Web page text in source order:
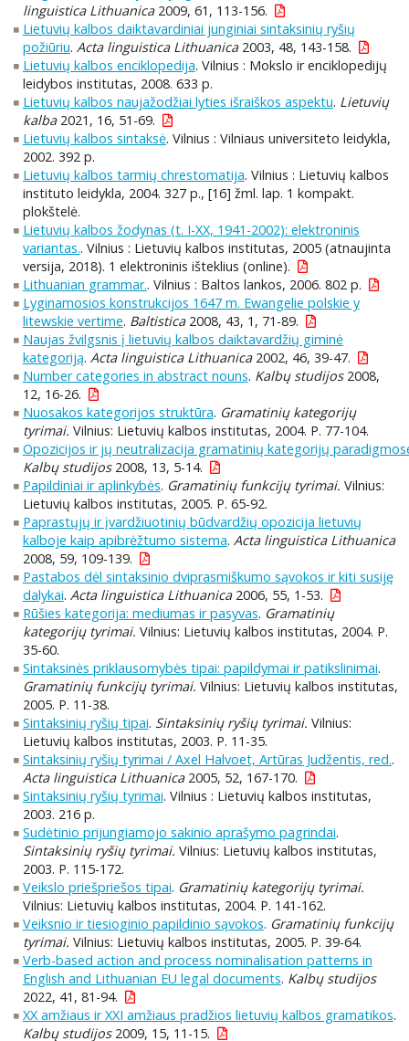
linguistica Lithuanica2009, 61, 113-156.
Lietuvių kalbos daiktavardiniai junginiai sintaksinių ryšių
požiūriu. Acta linguistica Lithuanica2003, 48, 143-158.
Lietuvių kalbos enciklopedija. Vilnius : Mokslo ir enciklopedijų
leidybos institutas, 2008. 633 p.
Lietuvių kalbos naujažodžiai lyties išraiškos aspektu. Lietuvių
kalba2021, 16, 51-69.
Lietuvių kalbos sintaksė. Vilnius : Vilniaus universiteto leidykla,
2002. 392 p.
Lietuvių kalbos tarmių chrestomatija. Vilnius : Lietuvių kalbos
instituto leidykla, 2004. 327 p., [16] žml. lap. 1 kompakt.
plokštelė.
Lietuvių kalbos žodynas (t. I-XX, 1941-2002): elektroninis
variantas.. Vilnius : Lietuvių kalbos institutas, 2005 (atnaujinta
versija, 2018). 1 elektroninis išteklius (online).
Lithuanian grammar.. Vilnius : Baltos lankos, 2006. 802 p.
Lyginamosios konstrukcijos 1647 m. Ewangelie polskie y
litewskie vertime. Baltistica2008, 43, 1, 71-89.
Naujas žvilgsnis į lietuvių kalbos daiktavardžių giminė
kategoriją. Acta linguistica Lithuanica2002, 46, 39-47.
Number categories in abstract nouns. Kalbų studijos2008,
12, 16-26.
Nuosakos kategorijos struktūra. Gramatinių kategorijų
tyrimai. Vilnius: Lietuvių kalbos institutas, 2004. P. 77-104.
Opozicijos ir jų neutralizacija gramatinių kategorijų
Kalbų studijos2008, 13, 5-14.
Papildiniai ir aplinkybės. Gramatinių funkcijų tyrimai. Vilnius:
Lietuvių kalbos institutas, 2005. P. 65-92.
Paprastųjų ir įvardžiuotinių būdvardžių opozicija lietuvių
kalboje kaip apibrėžtumo sistema. Acta linguistica Lithuanica
2008, 59, 109-139.
Pastabos dėl sintaksinio dviprasmiškumo sąvokos ir kiti susiję
dalykai. Acta linguistica Lithuanica2006, 55, 1-53.
Rūšies kategorija: mediumas ir pasyvas. Gramatinių
kategorijų tyrimai. Vilnius: Lietuvių kalbos institutas, 2004. P.
35-60.
Sintaksinės priklausomybės tipai: papildymai ir patikslinimai.
Gramatinių funkcijų tyrimai. Vilnius: Lietuvių kalbos institutas,
2005. P. 11-38.
Sintaksinių ryšių tipai. Sintaksinių ryšių tyrimai. Vilnius:
Lietuvių kalbos institutas, 2003. P. 11-35.
Sintaksinių ryšių tyrimai / Axel Halvoet, Artūras Judžentis, red..
Acta linguistica Lithuanica2005, 52, 167-170.
Sintaksinių ryšių tyrimai. Vilnius : Lietuvių kalbos institutas,
2003. 216 p.
Sudėtinio prijungiamojo sakinio aprašymo pagrindai.
Sintaksinių ryšių tyrimai. Vilnius: Lietuvių kalbos institutas,
2003. P. 115-172.
Veikslo priešpriešos tipai. Gramatinių kategorijų tyrimai.
Vilnius: Lietuvių kalbos institutas, 2004. P. 141-162.
Veiksnio ir tiesioginio papildinio sąvokos. Gramatinių funkcijų
tyrimai. Vilnius: Lietuvių kalbos institutas, 2005. P. 39-64.
Verb-based action and process nominalisation patterns in
English and Lithuanian EU legal documents. Kalbų studijos
2022, 41, 81-94.
XX amžiaus ir XXI amžiaus pradžios lietuvių kalbos gramatikos.
Kalbų studijos2009, 15, 11-15.